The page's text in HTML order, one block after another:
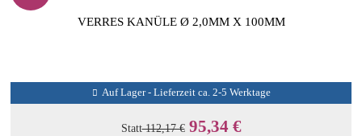
VERRES KANÜLE Ø 2,0MM X 100MM
Auf Lager - Lieferzeit ca. 2-5 Werktage
Statt112,17 € 95,34 €